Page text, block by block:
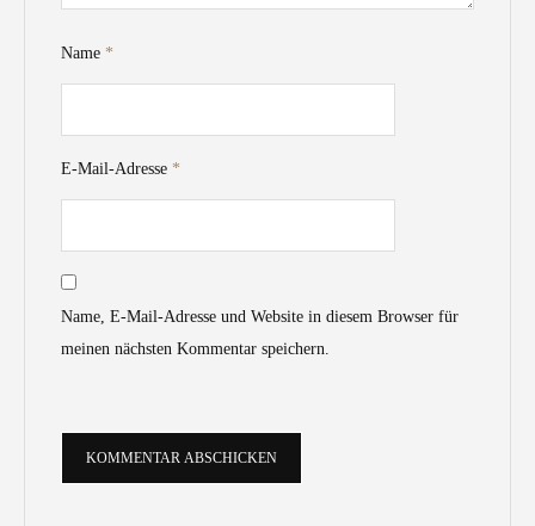
Name *
E-Mail-Adresse *
Name, E-Mail-Adresse und Website in diesem Browser für
meinen nächsten Kommentar speichern.